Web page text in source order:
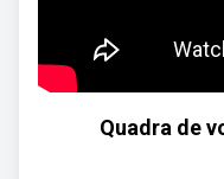
Quadra de